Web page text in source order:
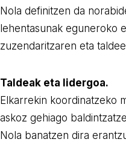
Nola definitzen da
lehentasunak eguneroko
zuzendaritzaren eta
Taldeak eta lidergoa.
Elkarrekin koordinatzeko
askoz gehiago
Nola banatzen dira